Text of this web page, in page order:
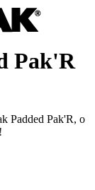
Pak'R
Padded Pak'R, o